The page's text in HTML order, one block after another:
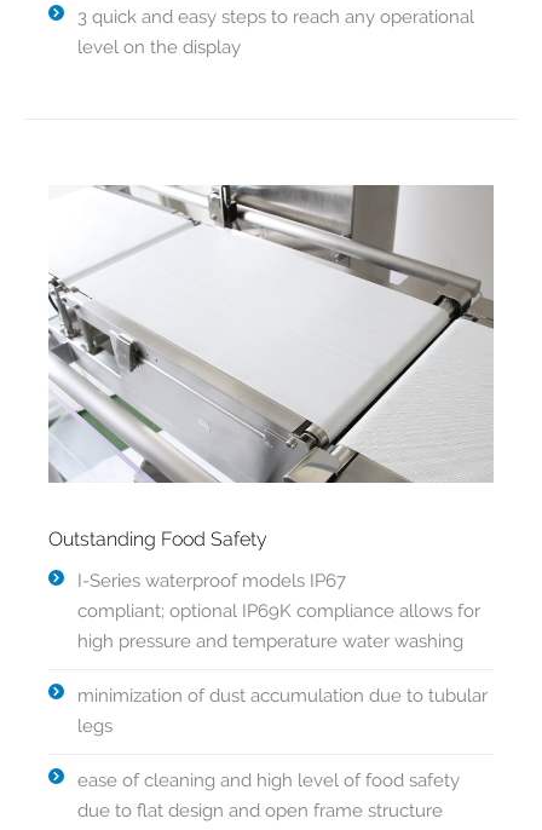
3 quick and easy steps to reach any operational
level on the display
Outstanding Food Safety
I-Series waterproof models IP67
compliant; optional IP69K compliance allows for
high pressure and temperature water washing
minimization of dust accumulation due to tubular
legs
ease of cleaning and high level of food safety
due to flat design and open frame structure